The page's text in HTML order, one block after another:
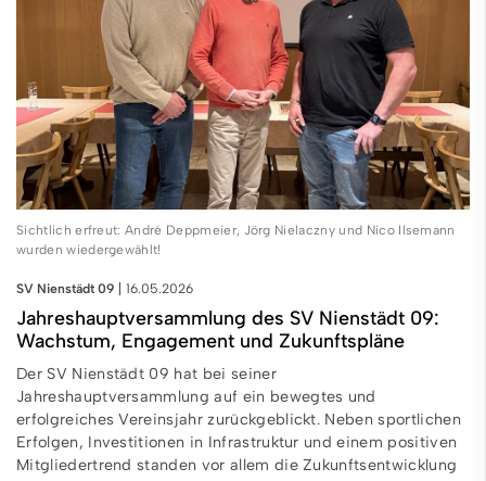
Sichtlich erfreut: André Deppmeier, Jörg Nielaczny und Nico Ilsemann
wurden wiedergewählt!
SV Nienstädt 09 16.05.2026
Jahreshauptversammlung des SV Nienstädt 09:
Wachstum, Engagement und Zukunftspläne
Der SV Nienstädt 09 hat bei seiner
Jahreshauptversammlung auf ein bewegtes und
erfolgreiches Vereinsjahr zurückgeblickt. Neben sportlichen
Erfolgen, Investitionen in Infrastruktur und einem positiven
Mitgliedertrend standen vor allem die Zukunftsentwicklung